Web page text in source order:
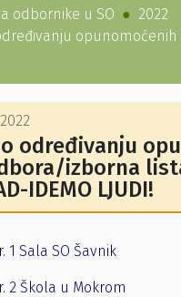
odbornike u SO
2022
opunomoćenih
određivanju
izborna lista
IDEMO LJUDI!
1 Sala SO Šavnik
2 Škola u Mokrom